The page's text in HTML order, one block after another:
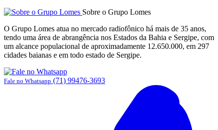
Sobre o Grupo Lomes
O Grupo Lomes atua no mercado radiofônico há mais de 35 anos,
tendo uma área de abrangência nos Estados da Bahia e Sergipe, com
um alcance populacional de aproximadamente 12.650.000, em 297
cidades baianas e em todo estado de Sergipe.
Fale no Whatsapp (71) 99476-3693